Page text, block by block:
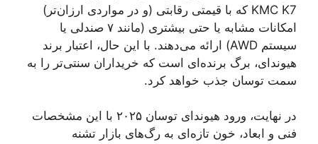
KMC K7 که با قیمتی رقابتی (و در مواردی ارزان‌تر)
امکانات مشابه یا حتی بیشتری (مانند ۷ صندلی یا
سیستم AWD) ارائه می‌دهند. با این حال، اعتبار برند
هیوندای، برگ برنده‌ای است که خریداران سنتی‌تر را به
سمت توسان جذب خواهد کرد.
در نهایت، ورود هیوندای توسان ۲۰۲۵ با این مشخصات
فنی و ابعاد، خون تازه‌ای به رگ‌های بازار تشنه